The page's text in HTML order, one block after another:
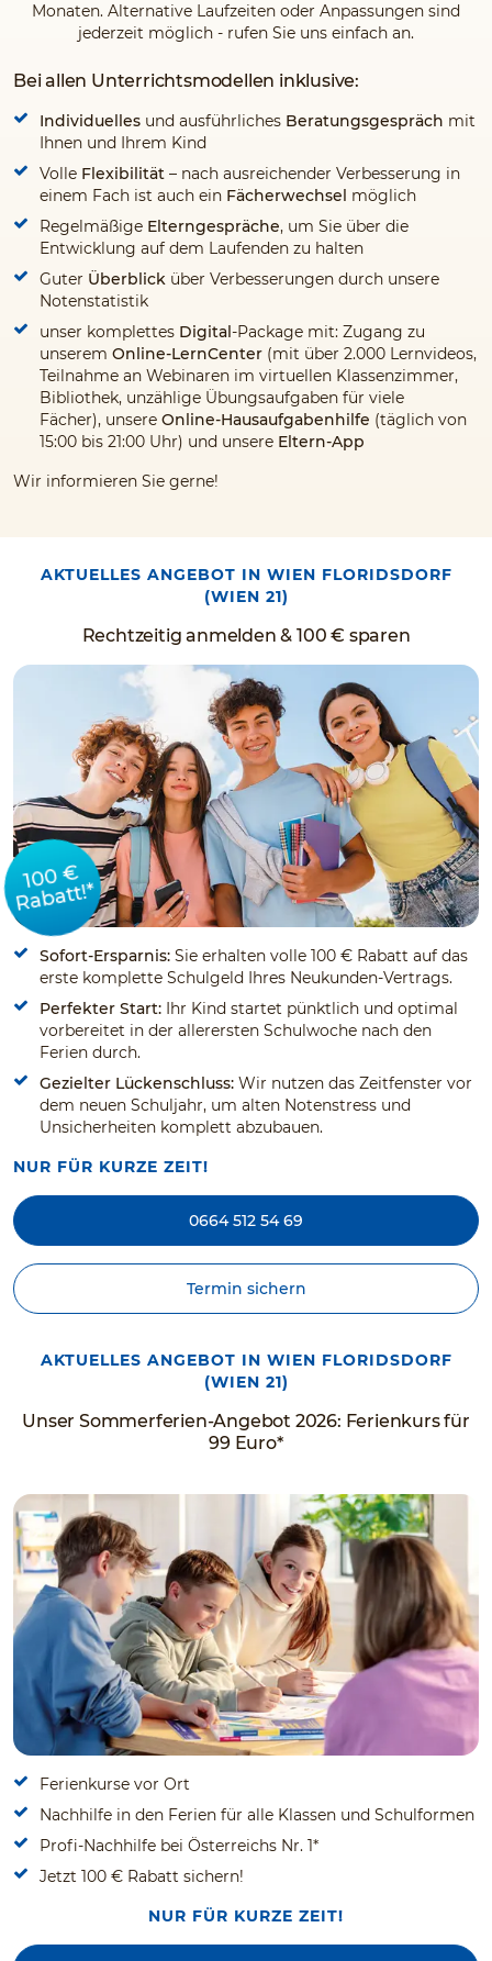
Monaten. Alternative Laufzeiten oder Anpassungen sind
jederzeit möglich - rufen Sie uns einfach an.
Bei allen Unterrichtsmodellen inklusive:
Individuelles und ausführliches Beratungsgespräch mit
Ihnen und Ihrem Kind
Volle Flexibilität – nach ausreichender Verbesserung in
einem Fach ist auch ein Fächerwechsel möglich
Regelmäßige Elterngespräche, um Sie über die
Entwicklung auf dem Laufenden zu halten
Guter Überblick über Verbesserungen durch unsere
Notenstatistik
unser komplettes Digital-Package mit: Zugang zu
unserem Online-LernCenter (mit über 2.000 Lernvideos,
Teilnahme an Webinaren im virtuellen Klassenzimmer,
Bibliothek, unzählige Übungsaufgaben für viele
Fächer), unsere Online-Hausaufgabenhilfe (täglich von
15:00 bis 21:00 Uhr) und unsere Eltern-App
Wir informieren Sie gerne!
AKTUELLES ANGEBOT IN WIEN FLORIDSDORF
(WIEN 21)
Rechtzeitig anmelden & 100 € sparen
100 €
Rabatt!*
Sofort-Ersparnis: Sie erhalten volle 100 € Rabatt auf das
erste komplette Schulgeld Ihres Neukunden-Vertrags.
Perfekter Start: Ihr Kind startet pünktlich und optimal
vorbereitet in der allerersten Schulwoche nach den
Ferien durch.
Gezielter Lückenschluss: Wir nutzen das Zeitfenster vor
dem neuen Schuljahr, um alten Notenstress und
Unsicherheiten komplett abzubauen.
NUR FÜR KURZE ZEIT!
0664 512 54 69
Termin sichern
AKTUELLES ANGEBOT IN WIEN FLORIDSDORF
(WIEN 21)
Unser Sommerferien-Angebot 2026: Ferienkurs für
99 Euro*
Ferienkurse vor Ort
Nachhilfe in den Ferien für alle Klassen und Schulformen
Profi-Nachhilfe bei Österreichs Nr. 1*
Jetzt 100 € Rabatt sichern!
NUR FÜR KURZE ZEIT!